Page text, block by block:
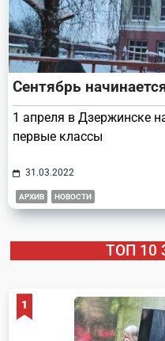
Сентябрь
1 апреля в Дзержинске
первые классы
31.03.2022
АРХИВ НОВОСТИ
ТОП 10